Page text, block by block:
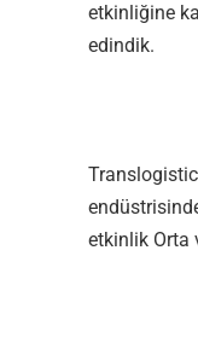
etkinliğine
edindik.
etkinlik Orta